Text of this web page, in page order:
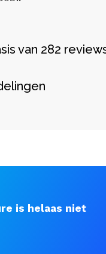
van 282
is helaas niet